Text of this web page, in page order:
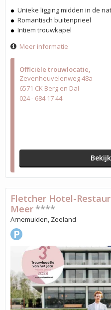
Officiële trouwlocatie
Zevenheuvelenweg 48a
6571 CK Berg en Dal
024 - 684 17 44
Unieke ligging midden in de
Romantisch buitenprieel
Intiem trouwkapel
Meer informatie
Fletcher Hotel-
Meer ****
Arnemuiden, Zeeland